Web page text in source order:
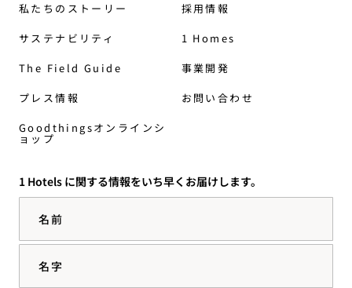
私たちのストーリー
サステナビリティ
The Field Guide
プレス情報
Goodthingsオンラインシ
ョップ
採用情報
1 Homes
事業開発
お問い合わせ
1 Hotels に関する情報をいち早くお届けします。